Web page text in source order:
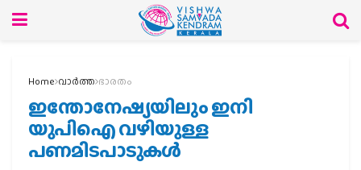
Home വാര്‍ത്ത ഭാരതം
ഇന്തോനേഷ്യയിലും ഇനി
യുപിഐ‍ വഴിയുള്ള
പണമിടപാടുകള്‍